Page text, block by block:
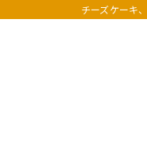
チーズケーキ